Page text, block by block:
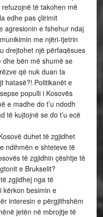
të takohen më
edhe pas çlirimit
agresionin e fshehur ndaj
me njëri-tjetrin
drejtohet një përfaqësues
bën më shumë se
që nuk duan ta
hatasë?! Politikanët e
populli i Kosovës
e madhe do t’u ndodh
të kujtojnë se do t’u ecë
duhet të zgjidhet
ndihmën e shteteve të
të zgjidhin çështje të
e Brukselit?
zgjidhej nga të
kërkon besimin e
interesin e përgjithshëm
jetën në mbrojtje të